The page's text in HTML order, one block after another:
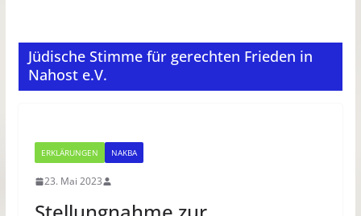
Jüdische Stimme für gerechten Frieden in
Nahost e.V.
ERKLÄRUNGEN NAKBA
23. Mai 2023